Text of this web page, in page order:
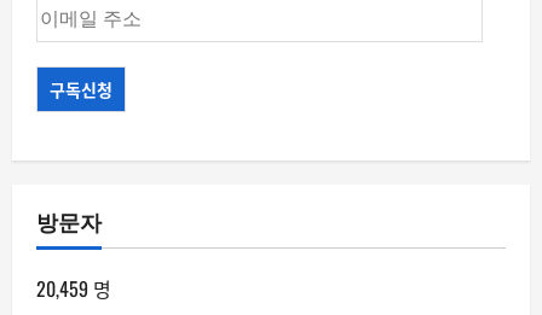
이
메
주
구독신청
방문자
20,459 명